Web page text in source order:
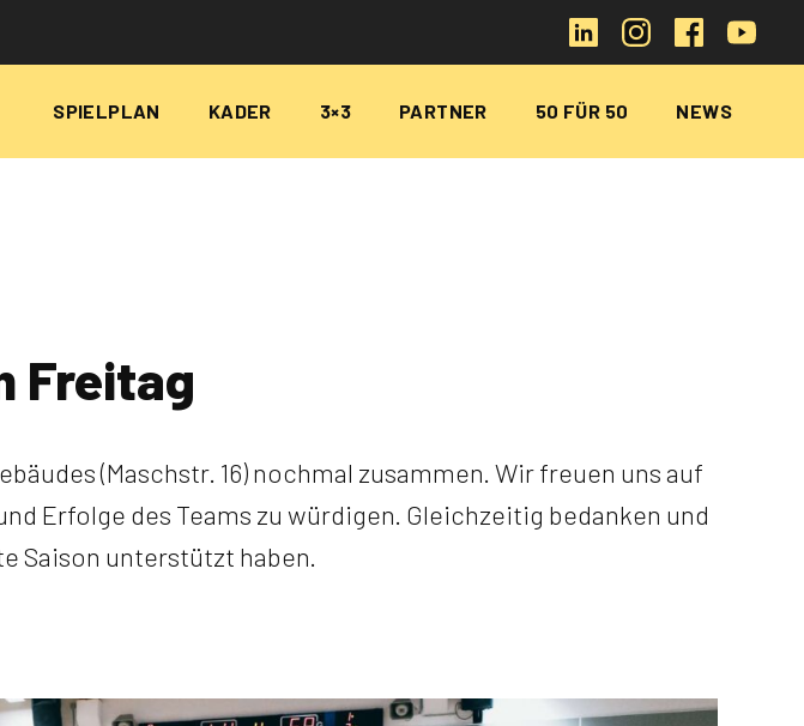
SPIELPLAN KADER 3×3 PARTNER 50 FÜR 50 NEWS
Freitag
(Maschstr. 16) nochmal zusammen. Wir freuen uns auf
Erfolge des Teams zu würdigen. Gleichzeitig bedanken und
Saison unterstützt haben.